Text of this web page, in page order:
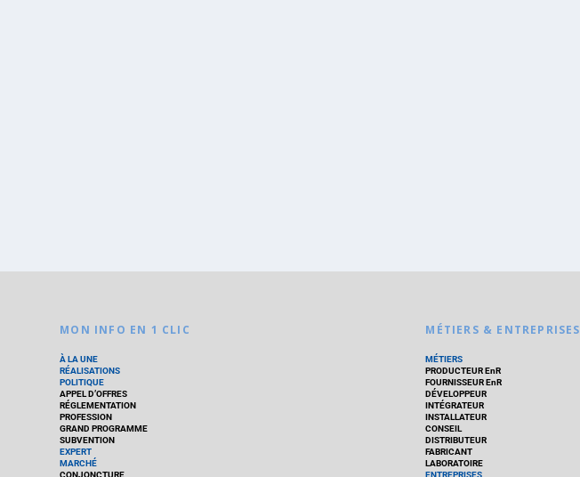
MON INFO EN 1 CLIC
À LA UNE
RÉALISATIONS
POLITIQUE
APPEL D’OFFRES
RÉGLEMENTATION
PROFESSION
GRAND PROGRAMME
SUBVENTION
EXPERT
MARCHÉ
MÉTIERS & ENTREPRISES
MÉTIERS
PRODUCTEUR EnR
FOURNISSEUR EnR
DÉVELOPPEUR
INTÉGRATEUR
INSTALLATEUR
CONSEIL
DISTRIBUTEUR
FABRICANT
LABORATOIRE